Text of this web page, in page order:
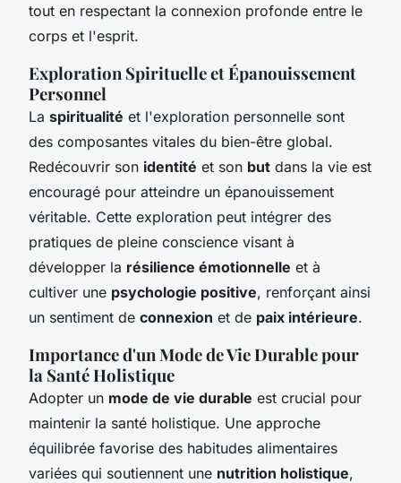
tout en respectant la connexion profonde entre le
corps et l'esprit.
Exploration Spirituelle et Épanouissement
Personnel
La spiritualité et l'exploration personnelle sont
des composantes vitales du bien-être global.
Redécouvrir son identité et son but dans la vie est
encouragé pour atteindre un épanouissement
véritable. Cette exploration peut intégrer des
pratiques de pleine conscience visant à
développer la résilience émotionnelle et à
cultiver une psychologie positive, renforçant ainsi
un sentiment de connexion et de paix intérieure.
Importance d'un Mode de Vie Durable pour
la Santé Holistique
Adopter un mode de vie durable est crucial pour
maintenir la santé holistique. Une approche
équilibrée favorise des habitudes alimentaires
variées qui soutiennent une nutrition holistique,